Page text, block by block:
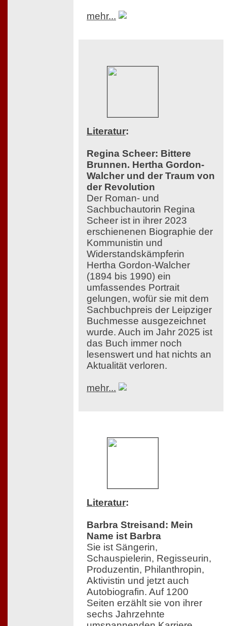
mehr...
Literatur:
Regina Scheer: Bittere
Brunnen. Hertha Gordon-
Walcher und der Traum von
der Revolution
Der Roman- und
Sachbuchautorin Regina
Scheer ist in ihrer 2023
erschienenen Biographie der
Kommunistin und
Widerstandskämpferin
Hertha Gordon-Walcher
(1894 bis 1990) ein
umfassendes Portrait
gelungen, wofür sie mit dem
Sachbuchpreis der Leipziger
Buchmesse ausgezeichnet
wurde. Auch im Jahr 2025 ist
das Buch immer noch
lesenswert und hat nichts an
Aktualität verloren.
mehr...
Literatur:
Barbra Streisand: Mein
Name ist Barbra
Sie ist Sängerin,
Schauspielerin, Regisseurin,
Produzentin, Philanthropin,
Aktivistin und jetzt auch
Autobiografin. Auf 1200
Seiten erzählt sie von ihrer
sechs Jahrzehnte